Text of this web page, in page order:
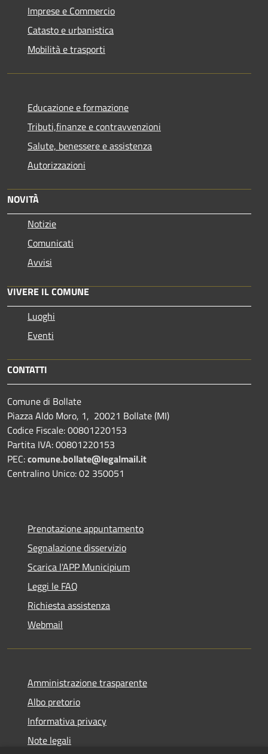
Imprese e Commercio
Catasto e urbanistica
Mobilità e trasporti
Educazione e formazione
Tributi,finanze e contravvenzioni
Salute, benessere e assistenza
Autorizzazioni
NOVITÀ
Notizie
Comunicati
Avvisi
VIVERE IL COMUNE
Luoghi
Eventi
CONTATTI
Comune di Bollate
Piazza Aldo Moro, 1, 20021 Bollate (MI)
Codice Fiscale: 00801220153
Partita IVA: 00801220153
PEC:comune.bollate@legalmail.it
Centralino Unico: 02 350051
Prenotazione appuntamento
Segnalazione disservizio
Scarica l'APP Municipium
Leggi le FAQ
Richiesta assistenza
Webmail
Amministrazione trasparente
Albo pretorio
Informativa privacy
Note legali